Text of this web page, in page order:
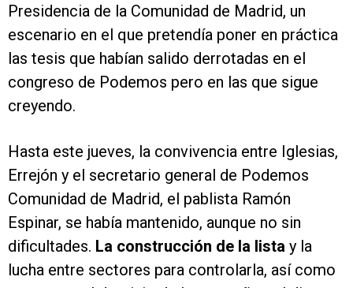
Presidencia de la Comunidad de Madrid, un
escenario en el que pretendía poner en práctica
las tesis que habían salido derrotadas en el
congreso de Podemos pero en las que sigue
creyendo.
Hasta este jueves, la convivencia entre Iglesias,
Errejón y el secretario general de Podemos
Comunidad de Madrid, el pablista Ramón
Espinar, se había mantenido, aunque no sin
dificultades. La construcción de la lista y la
lucha entre sectores para controlarla, así como